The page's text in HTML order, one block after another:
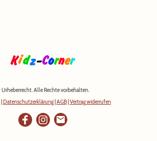
Alle Rechte vorbehalten.
Datenschutzerklärung| AGB| Vertrag widerrufen